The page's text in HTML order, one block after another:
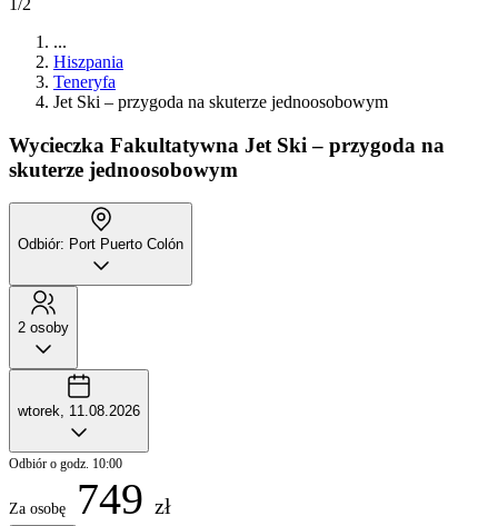
1/2
...
Hiszpania
Teneryfa
Jet Ski – przygoda na skuterze jednoosobowym
Wycieczka Fakultatywna Jet Ski – przygoda na
skuterze jednoosobowym
Odbiór: Port Puerto Colón
2 osoby
wtorek, 11.08.2026
Odbiór o godz. 10:00
Za osobę 749 zł